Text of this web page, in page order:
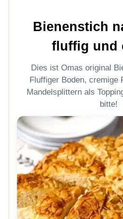
Bienenstich
fluffig und
Dies ist Omas original
Fluffiger Boden, cremige
Mandelsplittern als
bitte!